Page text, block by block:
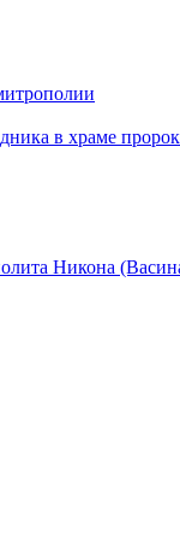
в храме
Никона